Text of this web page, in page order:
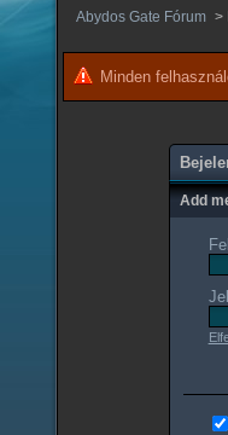
Abydos Gate Fórum >
Minden
Add